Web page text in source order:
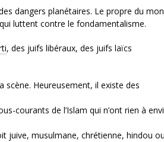
dangers planétaires. Le propre du
luttent contre le fondamentalisme.
, des juifs libéraux, des juifs laïcs
scène. Heureusement, il existe des
courants de l’Islam qui n’ont rien à
juive, musulmane, chrétienne, hindou ou